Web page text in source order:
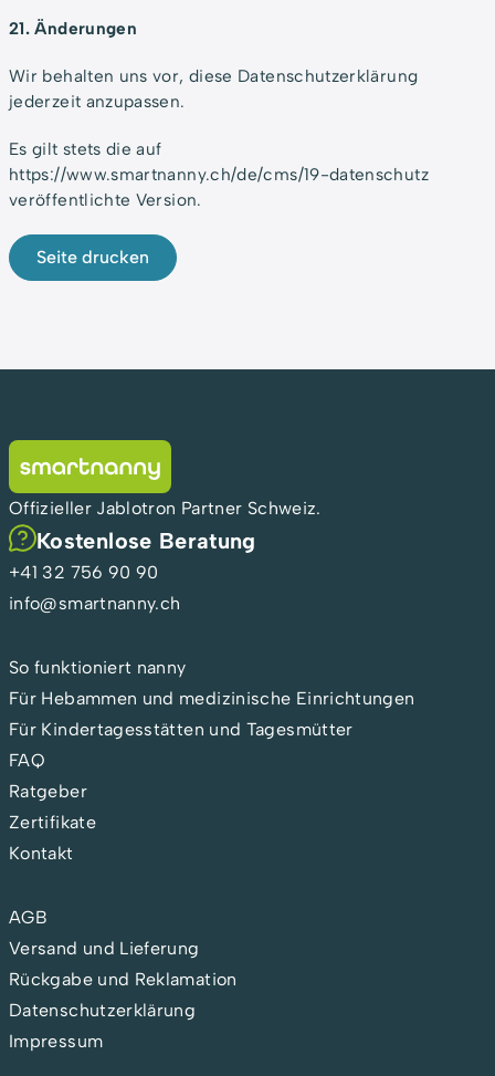
21. Änderungen
Wir behalten uns vor, diese Datenschutzerklärung
jederzeit anzupassen.
Es gilt stets die auf
https://www.smartnanny.ch/de/cms/19-datenschutz
veröffentlichte Version.
Offizieller Jablotron Partner Schweiz.
Kostenlose Beratung
+41 32 756 90 90
info@smartnanny.ch
So funktioniert nanny
Für Hebammen und medizinische Einrichtungen
Für Kindertagesstätten und Tagesmütter
FAQ
Ratgeber
Zertifikate
Kontakt
AGB
Versand und Lieferung
Rückgabe und Reklamation
Datenschutzerklärung
Impressum